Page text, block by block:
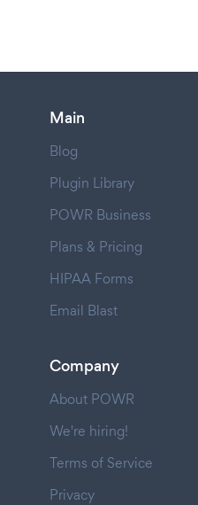
Main
Blog
Plugin Library
POWR Business
Plans & Pricing
HIPAA Forms
Email Blast
Company
About POWR
We're hiring!
Terms of Service
Privacy